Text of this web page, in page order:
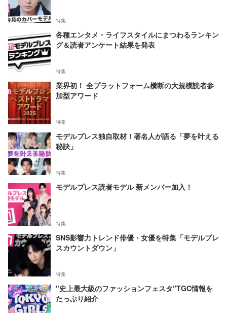
特集
各種エンタメ・ライフスタイルにまつわるランキン
グ＆読者アンケート結果を発表
特集
業界初！ 全プラットフォーム横断の大規模読者参
加型アワード
特集
モデルプレス独自取材！著名人が語る「夢を叶える
秘訣」
特集
モデルプレス読者モデル 新メンバー加入！
特集
SNS影響力トレンド俳優・女優を特集「モデルプレ
スカウントダウン」
特集
"史上最大級のファッションフェスタ"TGC情報を
たっぷり紹介